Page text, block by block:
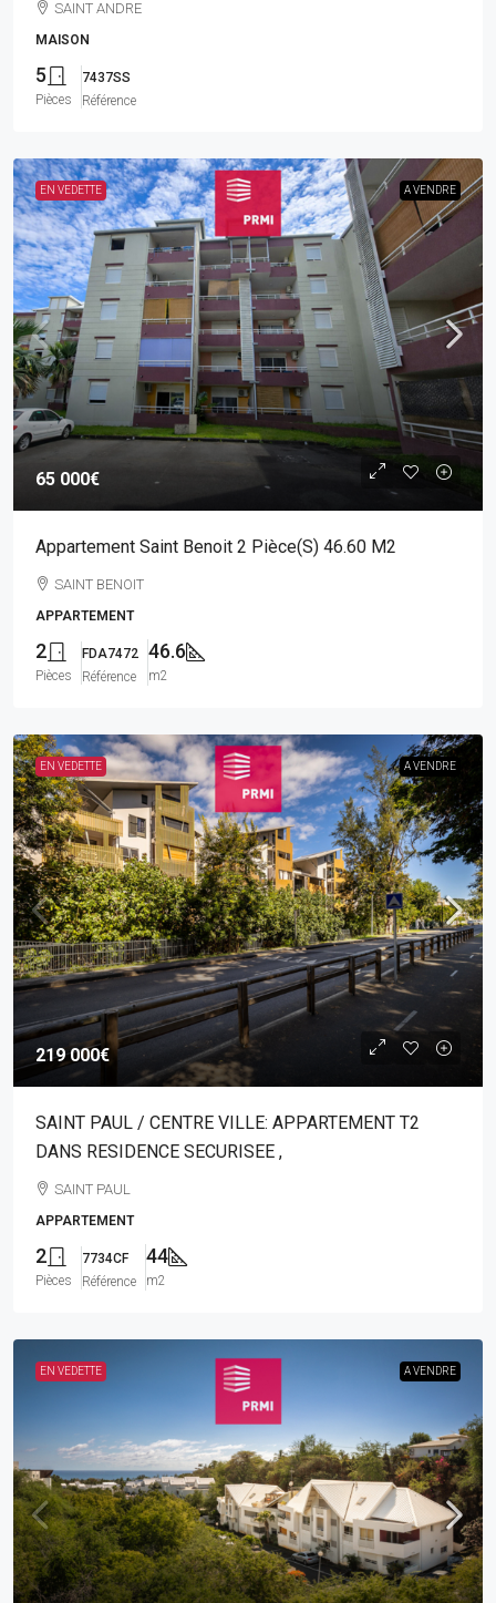
SAINT ANDRE
MAISON
5
Pièces
7437SS
Référence
EN VEDETTE A VENDRE
65 000€
Appartement Saint Benoit 2 Pièce(s) 46.60 M2
SAINT BENOIT
APPARTEMENT
2
Pièces
FDA7472
Référence
46.6
m2
EN VEDETTE A VENDRE
219 000€
SAINT PAUL / CENTRE VILLE: APPARTEMENT T2
DANS RESIDENCE SECURISEE ,
SAINT PAUL
APPARTEMENT
2
Pièces
7734CF
Référence
44
m2
EN VEDETTE A VENDRE